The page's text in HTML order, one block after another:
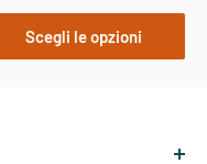
Scegli le opzioni